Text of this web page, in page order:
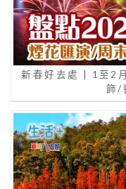
新春好去處 | 1至2
飾/